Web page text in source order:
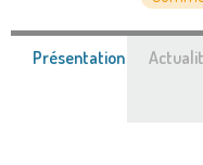
Présentation (onglet